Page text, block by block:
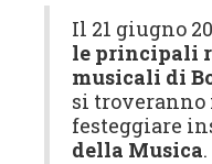
Il 21 giugno
le principali
musicali di
si troveranno
festeggiare
della Musica.